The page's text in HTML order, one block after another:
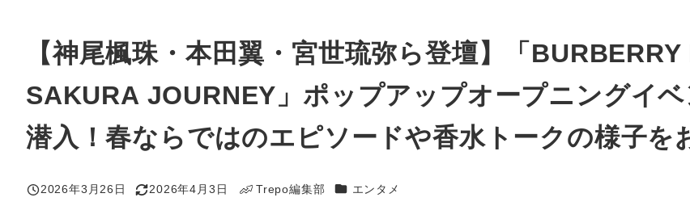
【神尾楓珠・本田翼・宮世琉弥ら登壇】「BURBERRY
SAKURA JOURNEY」ポップアップオープニングイ
潜入！春ならではのエピソードや香水トークの様子
投稿日
2026年3月26日
更新日
2026年4月3日
著
Trepo編集部 カテゴリー
エンタメ